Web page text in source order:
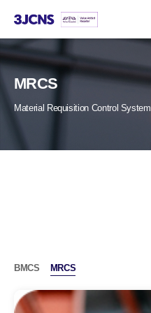
본문
바로가기
MRCS
Material Requisition Control System
BMCS MRCS